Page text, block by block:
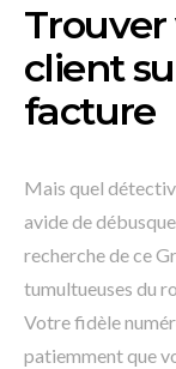
client
facture
Mais quel
avide de
recherche de ce
tumultueuses du
Votre fidèle
patiemment que